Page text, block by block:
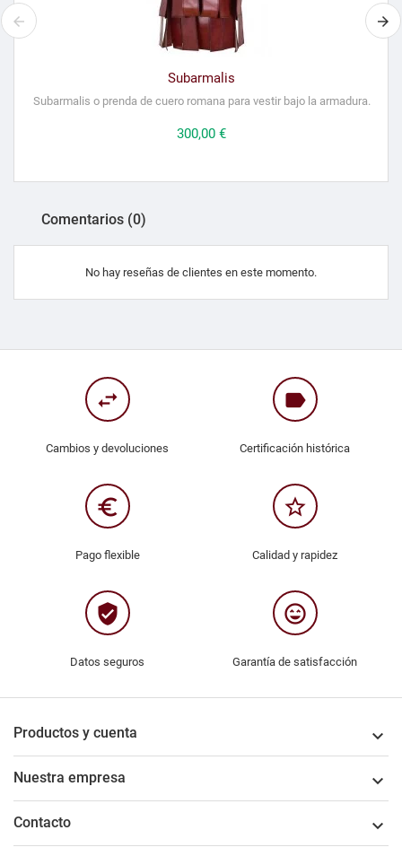
Subarmalis
Subarmalis o prenda de cuero romana para vestir bajo la armadura.
Precio
300,00 €
Comentarios (0)
No hay reseñas de clientes en este momento.
swap_horiz
Cambios y devoluciones
label
Certificación histórica
euro_symbol
Pago flexible
star_border
Calidad y rapidez
verified_user
Datos seguros
sentiment_very_satisfied
Garantía de satisfacción
Productos y cuenta 
Nuestra empresa 
Contacto 